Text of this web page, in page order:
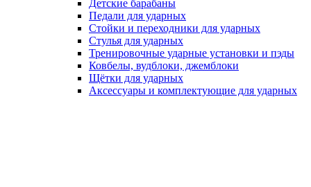
Детские барабаны
Педали для ударных
Стойки и переходники для ударных
Стулья для ударных
Тренировочные ударные установки и пэды
Ковбелы, вудблоки, джемблоки
Щётки для ударных
Аксесcуары и комплектующие для ударных